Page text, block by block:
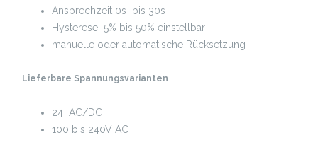
Ansprechzeit 0s bis 30s
Hysterese 5% bis 50% einstellbar
manuelle oder automatische Rücksetzung
Lieferbare Spannungsvarianten
24 AC/DC
100 bis 240V AC